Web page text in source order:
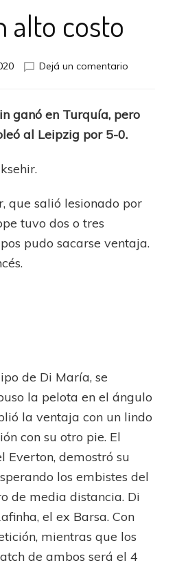
alto costo
Dejá un comentarioen
a
un
ganó en Turquía, pero
al Leipzig por 5-0.
que salió lesionado por
tuvo dos o tres
pudo sacarse ventaja.
de Di María, se
la pelota en el ángulo
la ventaja con un lindo
con su otro pie. El
Everton, demostró su
los embistes del
de media distancia. Di
el ex Barsa. Con
mientras que los
de ambos será el 4